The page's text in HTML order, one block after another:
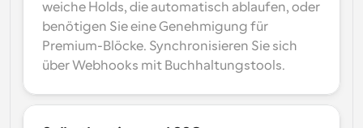
weiche Holds, die automatisch ablaufen, oder
benötigen Sie eine Genehmigung für
Premium-Blöcke. Synchronisieren Sie sich
über Webhooks mit Buchhaltungstools.